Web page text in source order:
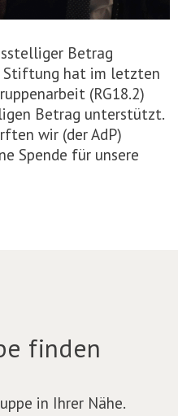
Betrag
Stiftung hat im letzten
(RG18.2)
Betrag unterstützt.
wir (der AdP)
Spende für unsere
finden
in Ihrer Nähe.